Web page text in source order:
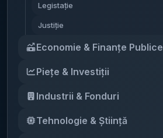
Legistație
Justiție
Economie & Finanțe Publice
Piețe & Investiții
Industrii & Fonduri
Tehnologie & Știință